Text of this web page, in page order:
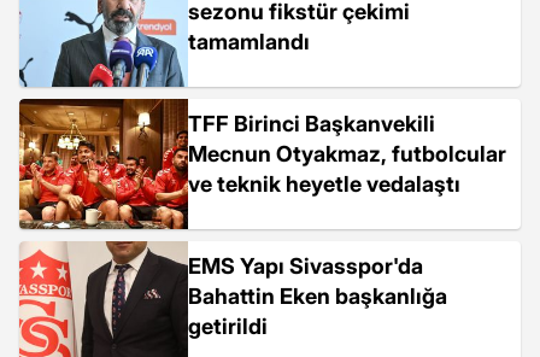
sezonu fikstür çekimi
tamamlandı
TFF Birinci Başkanvekili
Mecnun Otyakmaz, futbolcular
ve teknik heyetle vedalaştı
EMS Yapı Sivasspor'da
Bahattin Eken başkanlığa
getirildi